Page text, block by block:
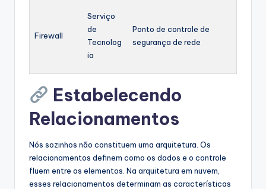
Firewall
Serviço
de
Tecnolog
ia
Ponto de controle de
segurança de rede
Estabelecendo
Relacionamentos
Nós sozinhos não constituem uma arquitetura. Os
relacionamentos definem como os dados e o controle
fluem entre os elementos. Na arquitetura em nuvem,
esses relacionamentos determinam as características